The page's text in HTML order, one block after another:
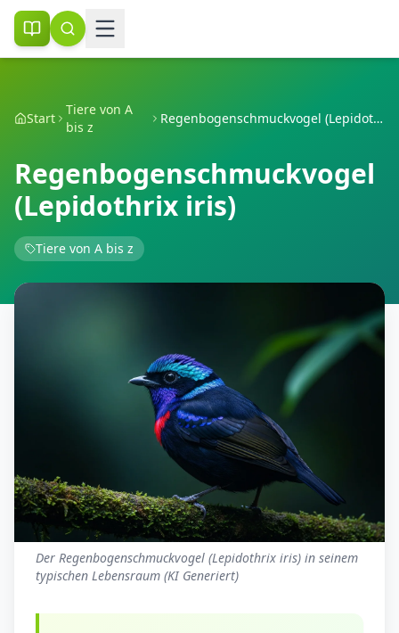
Start
Tiere von A
bis z
Regenbogenschmuckvogel (Lepidothrix iris)
Regenbogenschmuckvogel
(Lepidothrix iris)
Tiere von A bis z
Der Regenbogenschmuckvogel (Lepidothrix iris) in seinem
typischen Lebensraum (KI Generiert)